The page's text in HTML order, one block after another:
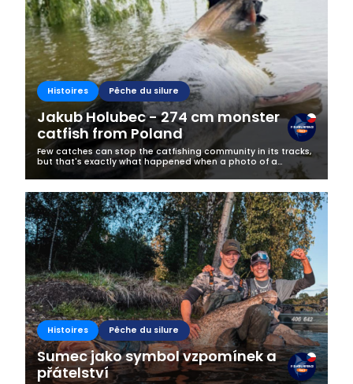
Business
Histoires Pêche du silure
Jakub Holubec - 274 cm monster
catfish from Poland
Few catches can stop the catfishing community in its tracks,
but that's exactly what happened when a photo of a
gigantic 274 cm catfish appeared on Jakub Holubec's
Fishsurfing profile.Caught at...
Histoires Pêche du silure
Sumec jako symbol vzpomínek a
přátelství